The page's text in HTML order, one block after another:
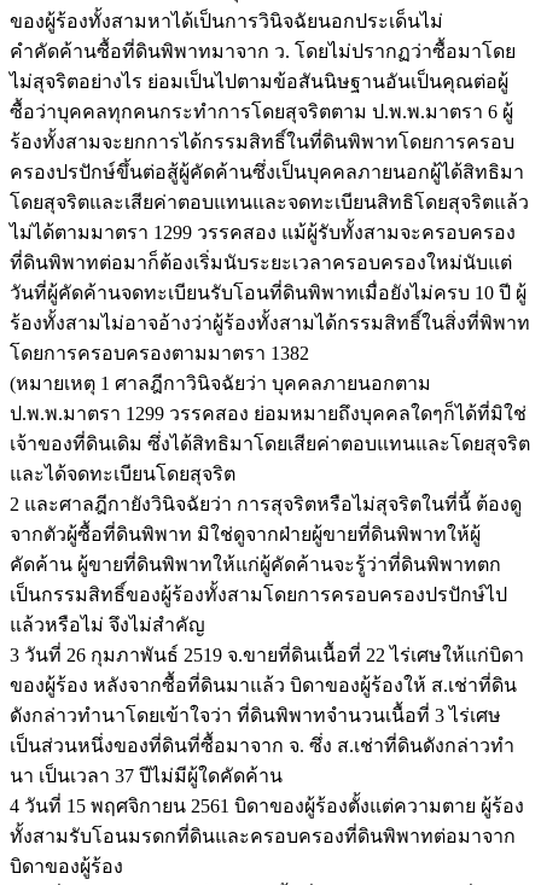
ของผู้ร้องทั้งสามหาได้เป็นการวินิจฉัยนอกประเด็นไม่
คำคัดค้านซื้อที่ดินพิพาทมาจาก ว. โดยไม่ปรากฏว่าซื้อมาโดย
ไม่สุจริตอย่างไร ย่อมเป็นไปตามข้อสันนิษฐานอันเป็นคุณต่อผู้
ซื้อว่าบุคคลทุกคนกระทำการโดยสุจริตตาม ป.พ.พ.มาตรา 6 ผู้
ร้องทั้งสามจะยกการได้กรรมสิทธิ์ในที่ดินพิพาทโดยการครอบ
ครองปรปักษ์ขึ้นต่อสู้ผู้คัดค้านซึ่งเป็นบุคคลภายนอกผู้ได้สิทธิมา
โดยสุจริตและเสียค่าตอบแทนและจดทะเบียนสิทธิโดยสุจริตแล้ว
ไม่ได้ตามมาตรา 1299 วรรคสอง แม้ผู้รับทั้งสามจะครอบครอง
ที่ดินพิพาทต่อมาก็ต้องเริ่มนับระยะเวลาครอบครองใหม่นับแต่
วันที่ผู้คัดค้านจดทะเบียนรับโอนที่ดินพิพาทเมื่อยังไม่ครบ 10 ปี ผู้
ร้องทั้งสามไม่อาจอ้างว่าผู้ร้องทั้งสามได้กรรมสิทธิ์ในสิ่งที่พิพาท
โดยการครอบครองตามมาตรา 1382
(หมายเหตุ 1 ศาลฎีกาวินิจฉัยว่า บุคคลภายนอกตาม
ป.พ.พ.มาตรา 1299 วรรคสอง ย่อมหมายถึงบุคคลใดๆก็ได้ที่มิใช่
เจ้าของที่ดินเดิม ซึ่งได้สิทธิมาโดยเสียค่าตอบแทนและโดยสุจริต
และได้จดทะเบียนโดยสุจริต
2 และศาลฎีกายังวินิจฉัยว่า การสุจริตหรือไม่สุจริตในที่นี้ ต้องดู
จากตัวผู้ซื้อที่ดินพิพาท มิใช่ดูจากฝ่ายผู้ขายที่ดินพิพาทให้ผู้
คัดค้าน ผู้ขายที่ดินพิพาทให้แก่ผู้คัดค้านจะรู้ว่าที่ดินพิพาทตก
เป็นกรรมสิทธิ์ของผู้ร้องทั้งสามโดยการครอบครองปรปักษ์ไป
แล้วหรือไม่ จึงไม่สำคัญ
3 วันที่ 26 กุมภาพันธ์ 2519 จ.ขายที่ดินเนื้อที่ 22 ไร่เศษให้แก่บิดา
ของผู้ร้อง หลังจากซื้อที่ดินมาแล้ว บิดาของผู้ร้องให้ ส.เช่าที่ดิน
ดังกล่าวทำนาโดยเข้าใจว่า ที่ดินพิพาทจำนวนเนื้อที่ 3 ไร่เศษ
เป็นส่วนหนึ่งของที่ดินที่ซื้อมาจาก จ. ซึ่ง ส.เช่าที่ดินดังกล่าวทำ
นา เป็นเวลา 37 ปีไม่มีผู้ใดคัดค้าน
4 วันที่ 15 พฤศจิกายน 2561 บิดาของผู้ร้องตั้งแต่ความตาย ผู้ร้อง
ทั้งสามรับโอนมรดกที่ดินและครอบครองที่ดินพิพาทต่อมาจาก
บิดาของผู้ร้อง